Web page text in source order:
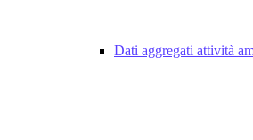
Dati aggregati attività